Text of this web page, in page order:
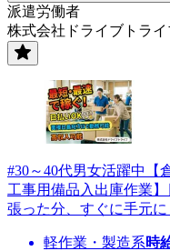
派遣労働者
株式会社ドライブトライ
#30～40代男女活躍中【
工事用備品入出庫作業
張った分、すぐに手元に
軽作業・製造系時